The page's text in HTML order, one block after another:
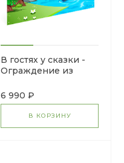
В гостях у сказки -
Ограждение из
90.01.01-12
6 990 ₽
В КОРЗИНУ